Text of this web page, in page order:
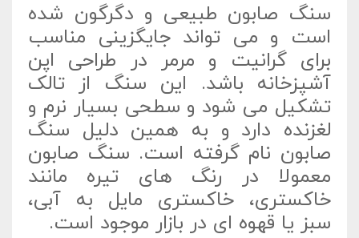
سنگ صابون طبیعی و دگرگون شده
است و می تواند جایگزینی مناسب
برای گرانیت و مرمر در طراحی اپن
آشپزخانه باشد. این سنگ از تالک
تشکیل می شود و سطحی بسیار نرم و
لغزنده دارد و به همین دلیل سنگ
صابون نام گرفته است. سنگ صابون
معمولا در رنگ های تیره مانند
خاکستری، خاکستری مایل به آبی،
سبز یا قهوه ای در بازار موجود است.